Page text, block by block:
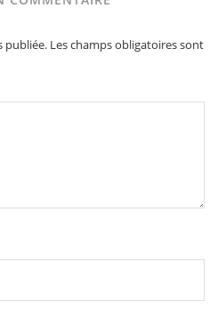
publiée. Les champs obligatoires sont